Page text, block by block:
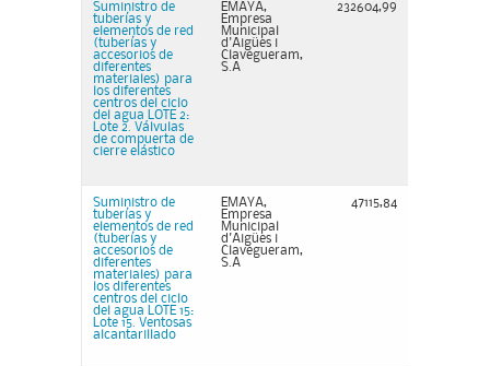
Suministro de
tuberías y
elementos de red
(tuberías y
accesorios de
diferentes
materiales) para
los diferentes
centros del ciclo
del agua LOTE 2:
Lote 2. Válvulas
de compuerta de
cierre elástico
EMAYA,
Empresa
Municipal
d'Aigües i
Clavegueram,
S.A
232604,99
Suministro de
tuberías y
elementos de red
(tuberías y
accesorios de
diferentes
materiales) para
los diferentes
centros del ciclo
del agua LOTE 15:
Lote 15. Ventosas
alcantarillado
EMAYA,
Empresa
Municipal
d'Aigües i
Clavegueram,
S.A
47115,84